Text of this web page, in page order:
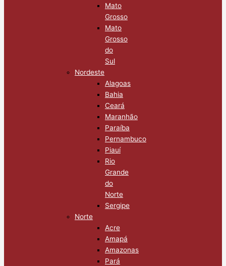
Mato
Grosso
Mato
Grosso
do
Sul
Nordeste
Alagoas
Bahia
Ceará
Maranhão
Paraíba
Pernambuco
Piauí
Rio
Grande
do
Norte
Sergipe
Norte
Acre
Amapá
Amazonas
Pará